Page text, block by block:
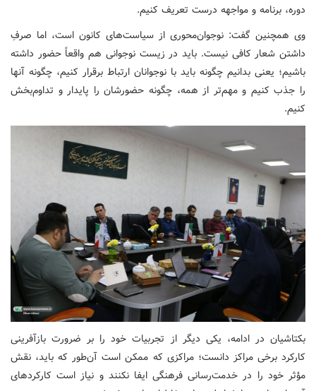
دوره، برنامه و مواجهه درست تعریف کنیم.
وی همچنین گفت: نوجوان‌محوری از سیاست‌های کانون است، اما صرفِ
داشتن شعار کافی نیست. باید در زیست نوجوانی هم واقعاً حضور داشته
باشیم؛ یعنی بدانیم چگونه باید با نوجوانان ارتباط برقرار کنیم، چگونه آنها
را جذب کنیم و مهم‌تر از همه، چگونه حضورشان را پایدار و تداوم‌بخش
کنیم.
بکتاشیان در ادامه، یکی دیگر از تجربیات خود را بر ضرورت بازآفرینی
کارکرد برخی مراکز دانست؛ مراکزی که ممکن است آن‌طور که باید، نقش
مؤثر خود را در خدمت‌رسانی فرهنگی ایفا نکنند و نیاز است کارکردهای